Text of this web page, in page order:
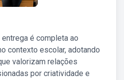
é completa ao
contexto escolar, adotando
valorizam relações
por criatividade e